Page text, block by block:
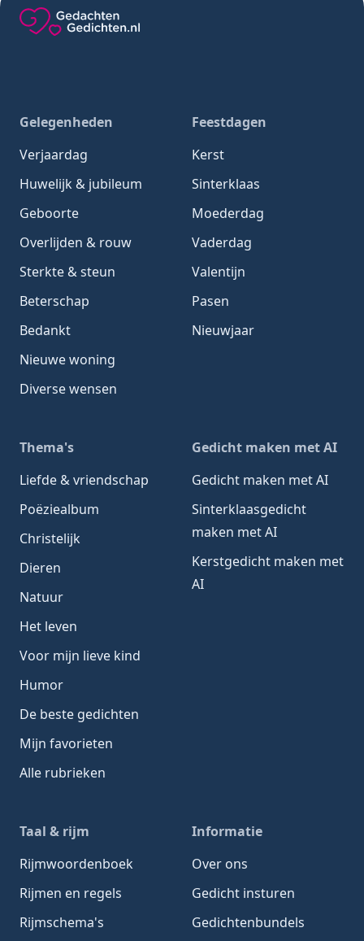
Gelegenheden
Verjaardag
Huwelijk & jubileum
Geboorte
Overlijden & rouw
Sterkte & steun
Beterschap
Bedankt
Nieuwe woning
Diverse wensen
Feestdagen
Kerst
Sinterklaas
Moederdag
Vaderdag
Valentijn
Pasen
Nieuwjaar
Thema's
Liefde & vriendschap
Poëziealbum
Christelijk
Dieren
Natuur
Het leven
Voor mijn lieve kind
Humor
De beste gedichten
Mijn favorieten
Alle rubrieken
Gedicht maken met AI
Gedicht maken met AI
Sinterklaasgedicht
maken met AI
Kerstgedicht maken met
AI
Taal & rijm
Rijmwoordenboek
Rijmen en regels
Rijmschema's
Informatie
Over ons
Gedicht insturen
Gedichtenbundels